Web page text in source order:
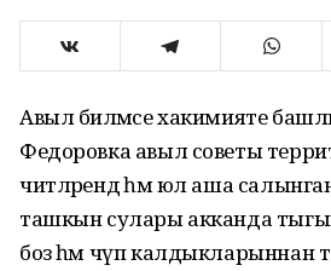
Авыл биләмәсе хакимияте
Федоровка авыл советы
читләрендә һәм юл аша
ташкын сулары акканда
боз һәм чүп калдыкларыннан